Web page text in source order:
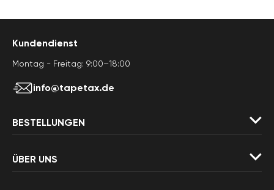
Kundendienst
Montag - Freitag: 9:00–18:00
info@tapetax.de
BESTELLUNGEN
ÜBER UNS